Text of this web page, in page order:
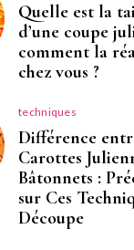
Quelle est la
d’une coupe
comment la
chez vous ?
techniques
Différence
Carottes
Bâtonnets :
sur Ces
Découpe